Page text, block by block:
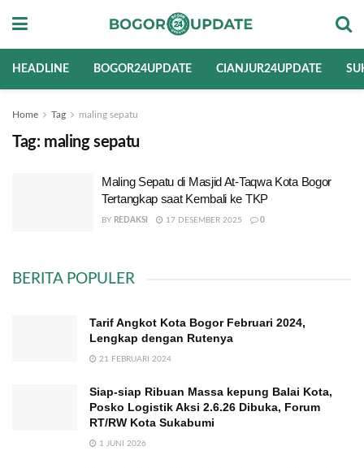
HEADLINE BOGOR24UPDATE CIANJUR24UPDATE
Home Tag maling sepatu
Tag: maling sepatu
Maling Sepatu di Masjid At-Taqwa Kota Bogor
Tertangkap saat Kembali ke TKP
BY REDAKSI 17 DESEMBER 2025 0
BERITA POPULER
Tarif Angkot Kota Bogor Februari 2024,
Lengkap dengan Rutenya
21 FEBRUARI 2024
Siap-siap Ribuan Massa kepung Balai Kota,
Posko Logistik Aksi 2.6.26 Dibuka, Forum
RT/RW Kota Sukabumi
1 JUNI 2026